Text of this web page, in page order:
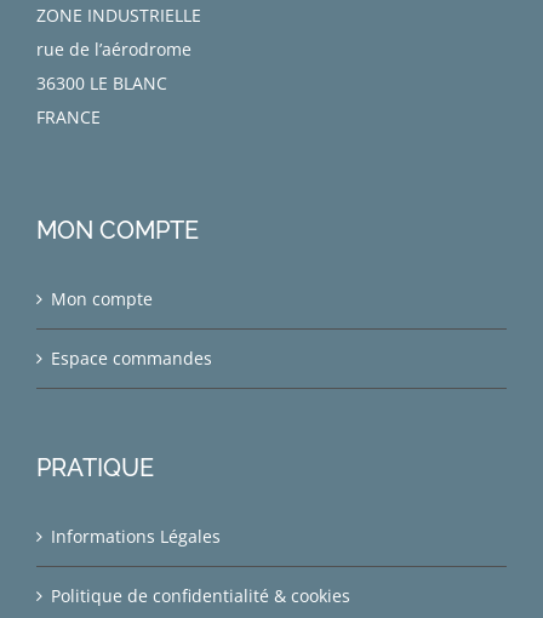
ZONE INDUSTRIELLE
rue de l’aérodrome
36300 LE BLANC
FRANCE
MON COMPTE
Mon compte
Espace commandes
PRATIQUE
Informations Légales
Politique de confidentialité & cookies